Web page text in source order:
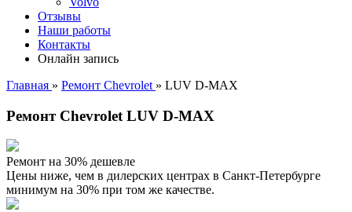
Отзывы
Наши работы
Контакты
Онлайн запись
Главная » Ремонт Chevrolet » LUV D-MAX
Ремонт Chevrolet LUV D-MAX
Ремонт на 30% дешевле
Цены ниже, чем в дилерских центрах в Санкт-Петербурге
минимум на 30% при том же качестве.